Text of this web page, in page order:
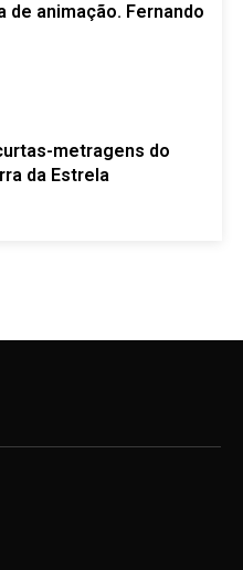
de animação. Fernando
metragens do
da Estrela